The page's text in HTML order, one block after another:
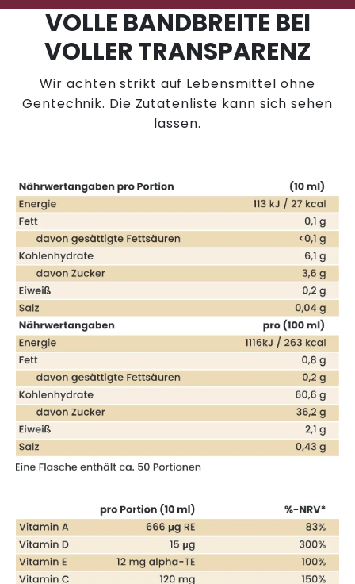
VOLLE BANDBREITE BEI
VOLLER TRANSPARENZ
Wir achten strikt auf Lebensmittel ohne
Gentechnik. Die Zutatenliste kann sich sehen
lassen.